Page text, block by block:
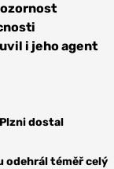
i jeho agent
dostal
odehrál téměř celý